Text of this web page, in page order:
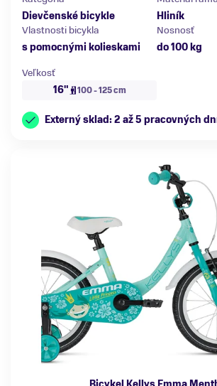
Dievčenské bicykle
Hliník
Vlastnosti bicykla
s pomocnými kolieskami
Nosnosť
do 100 kg
Veľkosť
16"
100 - 125 cm
Externý sklad: 2 až 5 pracovných